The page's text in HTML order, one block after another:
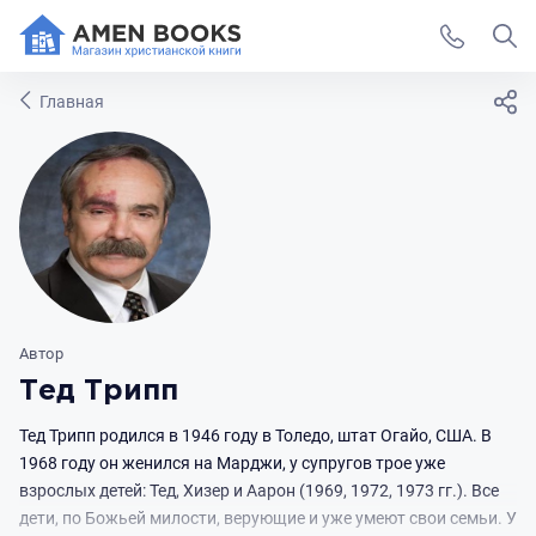
Главная
Автор
Тед Трипп
Тед Трипп родился в 1946 году в Толедо, штат Огайо, США. В
1968 году он женился на Марджи, у супругов трое уже
взрослых детей: Тед, Хизер и Аарон (1969, 1972, 1973 гг.). Все
дети, по Божьей милости, верующие и уже умеют свои семьи. У